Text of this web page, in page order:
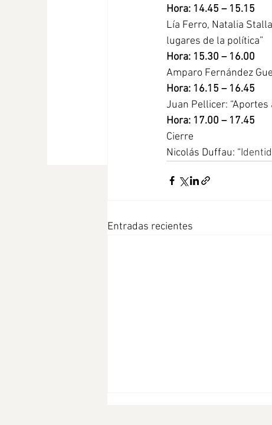
Hora: 14.45 – 15.15
Lía Ferro, Natalia
lugares de la política”
Hora: 15.30 – 16.00
Amparo Fernández
Hora: 16.15 – 16.45
Juan Pellicer:
Hora: 17.00 – 17.45
Cierre
Nicolás Duffau: “
Entradas recientes